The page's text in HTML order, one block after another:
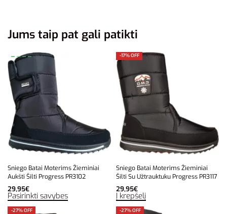
Jums taip pat gali patikti
Sniego Batai Moterims Žieminiai
Aukšti Šilti Progress PR3102
29,95€
Pasirinkti savybes
-17% OFF
Sniego Batai Moterims Žieminiai
Šilti Su Užtrauktuku Progress PR3117
29,95€
Į krepšelį
-27% OFF -27% OFF